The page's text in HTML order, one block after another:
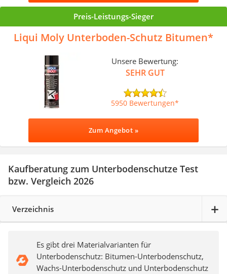
Preis-Leistungs-Sieger
Liqui Moly Unterboden-Schutz Bitumen
Unsere Bewertung:
SEHR GUT
5950 Bewertungen
Zum Angebot »
Kaufberatung zum Unterbodenschutze Test
bzw. Vergleich 2026
Verzeichnis
Es gibt drei Materialvarianten für
Unterbodenschutz: Bitumen-Unterbodenschutz,
Wachs-Unterbodenschutz und Unterbodenschutz